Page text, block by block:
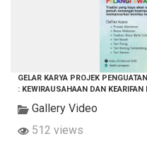
GELAR KARYA PROJEK
: KEWIRAUSAHAAN DAN
Gallery Video
512 views